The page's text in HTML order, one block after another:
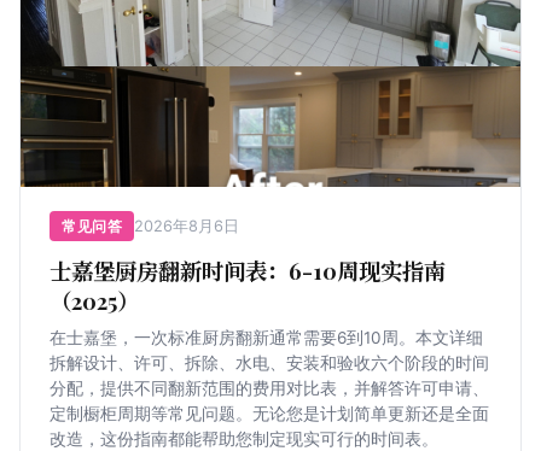
常见问答 2026年8月6日
士嘉堡厨房翻新时间表：6-10周现实指南
（2025）
在士嘉堡，一次标准厨房翻新通常需要6到10周。本文详细
拆解设计、许可、拆除、水电、安装和验收六个阶段的时间
分配，提供不同翻新范围的费用对比表，并解答许可申请、
定制橱柜周期等常见问题。无论您是计划简单更新还是全面
改造，这份指南都能帮助您制定现实可行的时间表。